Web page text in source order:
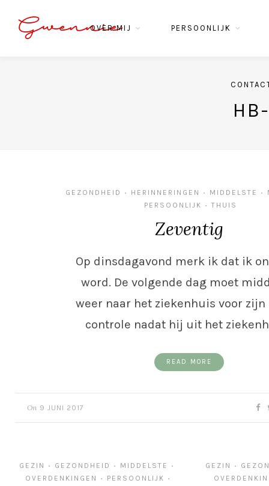
Gwennie
OVER MIJ PERSOONLIJK
GEZONDHEID • HERINNERINGEN • MIDDELSTE •
PERSOONLIJK
• THUIS
Zeventig
Op dinsdagavond merk ik dat ik
word. De volgende dag moet
weer naar het ziekenhuis voor zijn
controle nadat hij uit het
READ MORE
On 9 JUNI 2017
GEZIN • GEZONDHEID • MIDDELSTE •
OVERDENKINGEN • PERSOONLIJK •
GEZIN •